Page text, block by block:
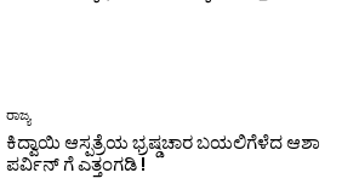
ರಾಜ್ಯ
ಕಿದ್ವಾಯಿ ಆಸ್ಪತ್ರೆಯ ಭ್ರಷ್ಡಚಾರ ಬಯಲಿಗೆಳೆದ ಆಶಾ
ಪರ್ವಿನ್ ಗೆ ಎತ್ತಂಗಡಿ !